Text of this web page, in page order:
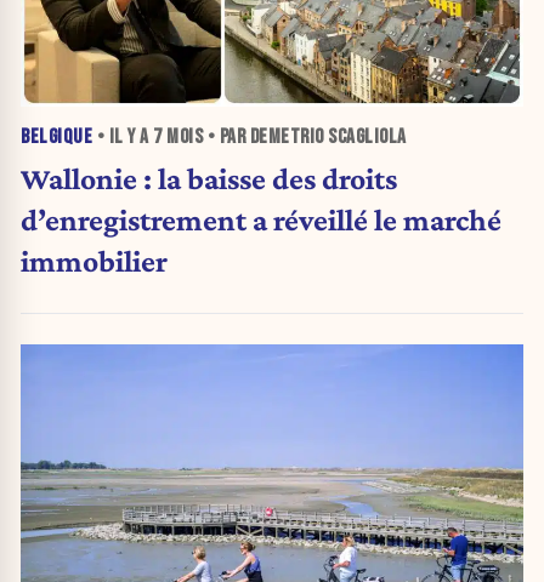
BELGIQUE • IL Y A 7 MOIS• PAR DEMETRIO SCAGLIOLA
Wallonie : la baisse des droits
d’enregistrement a réveillé le marché
immobilier